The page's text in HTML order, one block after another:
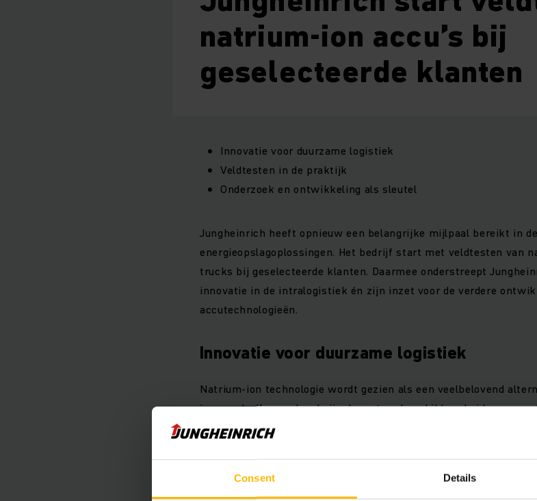
Consent Details
natrium-ion accu’s bij
geselecteerde klanten
Innovatie voor duurzame logistiek
Veldtesten in de praktijk
Onderzoek en ontwikkeling als sleutel
Jungheinrich heeft opnieuw een belangrijke mijlpaal bereikt in
energieopslagoplossingen. Het bedrijf start met veldtesten van
trucks bij geselecteerde klanten. Daarmee onderstreept
innovatie in de intralogistiek én zijn inzet voor de verdere
accutechnologieën.
Innovatie voor duurzame logistiek
Natrium-ion technologie wordt gezien als een veelbelovend
ion accu’s. Kenmerkend zijn de grotere beschikbaarheid van
betere ecologische voetafdruk. “Wij werken intensief aan nieuwe